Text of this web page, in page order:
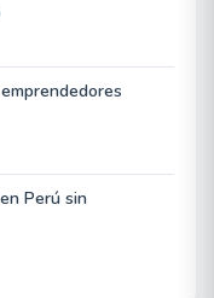
Perú sin